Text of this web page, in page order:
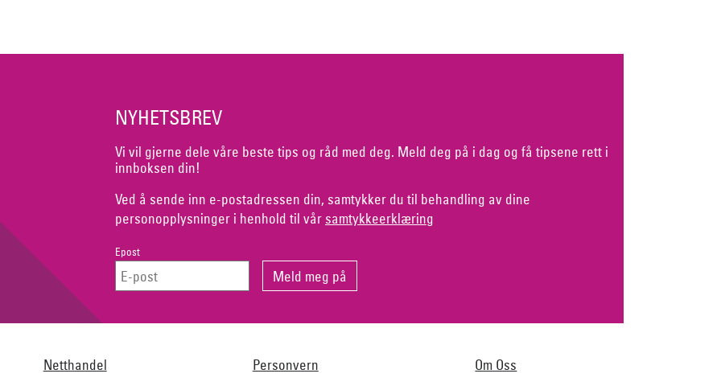
NYHETSBREV
Vi vil gjerne dele våre beste tips og råd med deg. Meld deg på i dag og få tipsene rett i
innboksen din!
Ved å sende inn e-postadressen din, samtykker du til behandling av dine
personopplysninger i henhold til vår samtykkeerklæring
Epost
Netthandel Personvern Om Oss